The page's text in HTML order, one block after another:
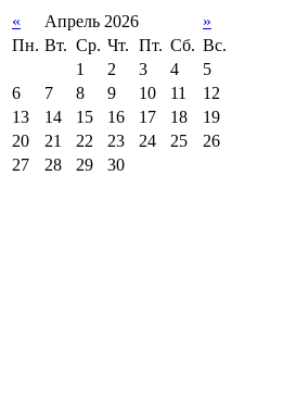
« Апрель 2026
»
Пн. Вт. Ср. Чт. Пт. Сб. Вс.
1
2 3 4
5
6
7 8 9 10 11
12
13
14 15 16 17 18
19
20
21 22 23 24 25
26
27
28 29 30